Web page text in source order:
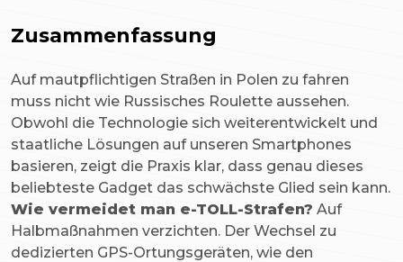
Zusammenfassung
Auf mautpflichtigen Straßen in Polen zu fahren
muss nicht wie Russisches Roulette aussehen.
Obwohl die Technologie sich weiterentwickelt und
staatliche Lösungen auf unseren Smartphones
basieren, zeigt die Praxis klar, dass genau dieses
beliebteste Gadget das schwächste Glied sein kann.
Wie vermeidet man e-TOLL-Strafen? Auf
Halbmaßnahmen verzichten. Der Wechsel zu
dedizierten GPS-Ortungsgeräten, wie den